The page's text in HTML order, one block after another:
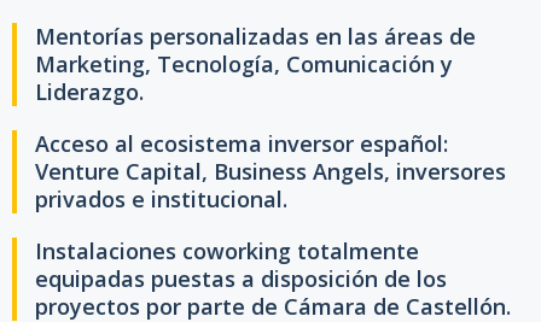
Mentorías personalizadas en las áreas de
Marketing, Tecnología, Comunicación y
Liderazgo.
Acceso al ecosistema inversor español:
Venture Capital, Business Angels, inversores
privados e institucional.
Instalaciones coworking totalmente
equipadas puestas a disposición de los
proyectos por parte de Cámara de Castellón.